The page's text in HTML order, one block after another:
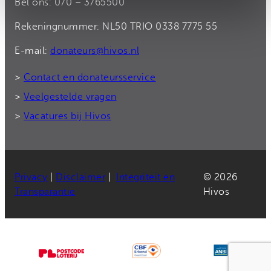
Rekeningnummer: NL50 TRIO 0338 7775 55
E-mail: donateurs@hivos.nl
> Contact en donateursservice
> Veelgestelde vragen
> Vacatures bij Hivos
Privacy Disclaimer|
Integriteit en
Transparantie
© 2026
Hivos